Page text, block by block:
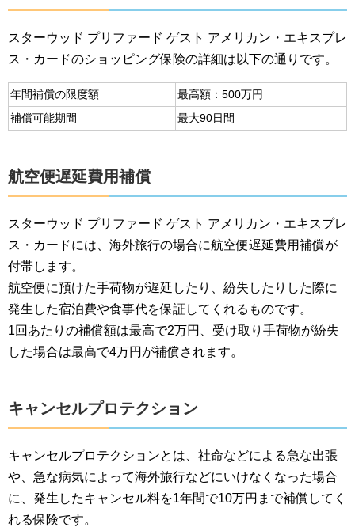
スターウッド プリファード ゲスト アメリカン・エキスプレ
ス・カードのショッピング保険の詳細は以下の通りです。
年間補償の限度額
最高額：500万円
補償可能期間
最大90日間
航空便遅延費用補償
スターウッド プリファード ゲスト アメリカン・エキスプレ
ス・カードには、海外旅行の場合に航空便遅延費用補償が
付帯します。
航空便に預けた手荷物が遅延したり、紛失したりした際に
発生した宿泊費や食事代を保証してくれるものです。
1回あたりの補償額は最高で2万円、受け取り手荷物が紛失
した場合は最高で4万円が補償されます。
キャンセルプロテクション
キャンセルプロテクションとは、社命などによる急な出張
や、急な病気によって海外旅行などにいけなくなった場合
に、発生したキャンセル料を1年間で10万円まで補償してく
れる保険です。